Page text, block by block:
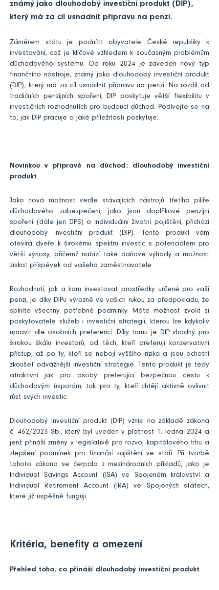
známý jako dlouhodobý investiční produkt (DIP),
který má za cíl usnadnit přípravu na penzi.
Záměrem státu je podnítit obyvatele České republiky k
investování, což je klíčové vzhledem k současným problémům
důchodového systému. Od roku 2024 je zaveden nový typ
finančního nástroje, známý jako dlouhodobý investiční produkt
(DIP), který má za cíl usnadnit přípravu na penzi. Na rozdíl od
tradičních penzijních spoření, DIP poskytuje větší flexibilitu v
investičních rozhodnutích pro budoucí důchod. Podívejte se na
to, jak DIP pracuje a jaké příležitosti poskytuje.
Novinkou v přípravě na důchod: dlouhodobý investiční
produkt
Jako nová možnost vedle stávajících nástrojů třetího pilíře
důchodového zabezpečení, jako jsou doplňkové penzijní
spoření (dále jen DPS) a individuální životní pojištění, přichází
dlouhodobý investiční produkt (DIP). Tento produkt vám
otevírá dveře k širokému spektru investic s potenciálem pro
větší výnosy, přičemž nabízí také daňové výhody a možnost
získat příspěvek od vašeho zaměstnavatele.
Rozhodnutí, jak a kam investovat prostředky určené pro vaši
penzi, je díky DIPu výrazně ve vašich rukou za předpokladu, že
splníte všechny potřebné podmínky. Máte možnost zvolit si
poskytovatele služeb i investiční strategii, kterou lze kdykoliv
upravit dle osobních preferencí. Díky tomu je DIP vhodný pro
širokou škálu investorů, od těch, kteří preferují konzervativní
přístup, až po ty, kteří se nebojí vyššího rizika a jsou ochotní
zkoušet odvážnější investiční strategie. Tento produkt je tedy
atraktivní jak pro osoby preferující bezpečnou cestu k
důchodovým úsporám, tak pro ty, kteří chtějí aktivně ovlivnit
růst svých investic.
Dlouhodobý investiční produkt (DIP) vznikl na základě zákona
č. 462/2023 Sb., který byl uveden v platnost 1. ledna 2024 a
jenž přináší změny v legislativě pro rozvoj kapitálového trhu a
zlepšení podmínek pro finanční zajištění ve stáří. Při tvorbě
tohoto zákona se čerpalo z mezinárodních příkladů, jako je
Individual Savings Account (ISA) ve Spojeném království a
Individual Retirement Account (IRA) ve Spojených státech,
které již úspěšně fungují.
Kritéria, benefity a omezení
Přehled toho, co přináší dlouhodobý investiční produkt